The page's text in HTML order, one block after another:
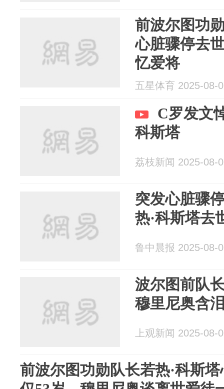
前波尔图功
心脏骤停去
忆爱将
五星体育 2025-08-
C罗发文
科斯塔
荔枝新闻 2025-08-
突发心脏骤
热·科斯塔去
鲁中晨报 2025-08-
波尔图前队
穆里尼奥含
上观新闻 2025-08-
前波尔图功勋队长若热·科斯